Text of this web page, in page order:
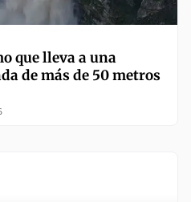
que lleva a una
de más de 50 metros